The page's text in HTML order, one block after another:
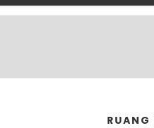
RUANG